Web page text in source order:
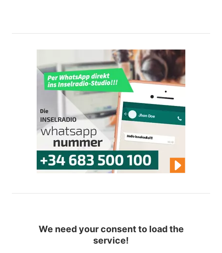
We need your consent to load the
service!